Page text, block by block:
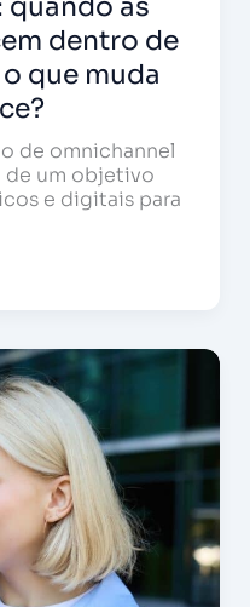
quando as
dentro de
que muda
de omnichannel
um objetivo
e digitais para